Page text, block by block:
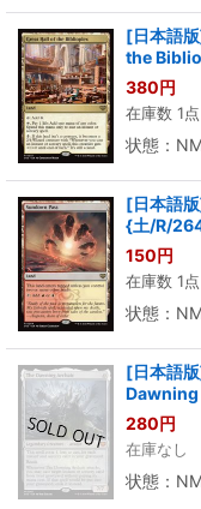
[日本語
the
380円
在庫数 1点
状態：
[日本語
{土/R/
150円
在庫数 1点
状態：
[日本語
280円
在庫なし
状態：